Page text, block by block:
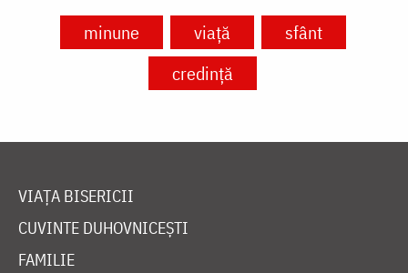
minune viață
sfânt
credință
VIAȚA BISERICII
CUVINTE DUHOVNICEȘTI
FAMILIE